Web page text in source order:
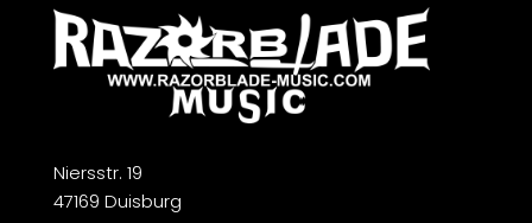
Niersstr. 19
47169 Duisburg